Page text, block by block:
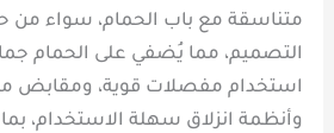
متناسقة مع باب الحمام، سواء من
التصميم، مما يُضفي على الحمام
استخدام مفصلات قوية، ومقابض
وأنظمة انزلاق سهلة الاستخدام،